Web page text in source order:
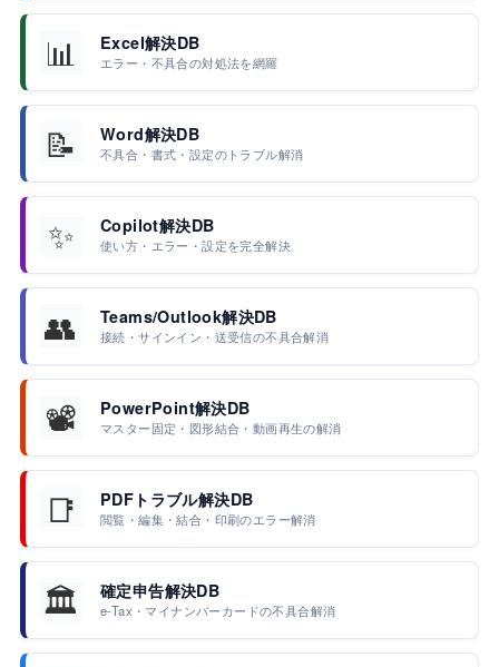
📊 Excel解決DB
エラー・不具合の対処法を網羅
📝 Word解決DB
不具合・書式・設定のトラブル解消
✨ Copilot解決DB
使い方・エラー・設定を完全解決
👥 Teams/Outlook解決DB
接続・サインイン・送受信の不具合解消
📽️ PowerPoint解決DB
マスター固定・図形結合・動画再生の解消
📑 PDFトラブル解決DB
閲覧・編集・結合・印刷のエラー解消
🏛️ 確定申告解決DB
e-Tax・マイナンバーカードの不具合解消